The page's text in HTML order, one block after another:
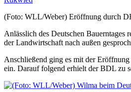
(Foto: WLL/Weber) Eröffnung durch
Anlässlich des Deutschen
der Landwirtschaft nach außen
Anschließend ging es mit der
ein. Darauf folgend erhielt der BDL zu